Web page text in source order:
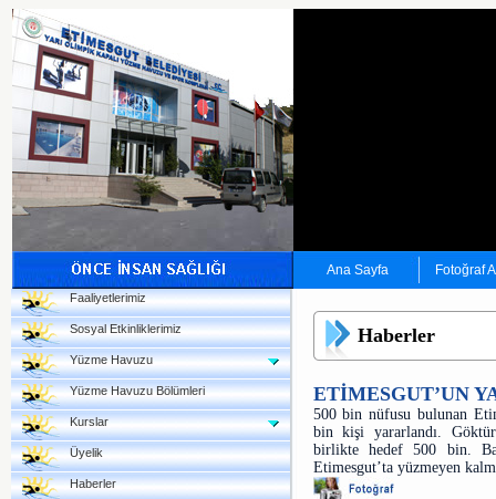
Ana Sayfa Fotoğraf
Faaliyetlerimiz
Sosyal Etkinliklerimiz
Yüzme Havuzu
Yüzme Havuzu Bölümleri
Kurslar
Üyelik
Haberler
Haberler
ETİMESGUT’UN
500 bin nüfusu bulunan
bin kişi yararlandı.
birlikte hedef 500 bin.
Etimesgut’ta yüzmeyen